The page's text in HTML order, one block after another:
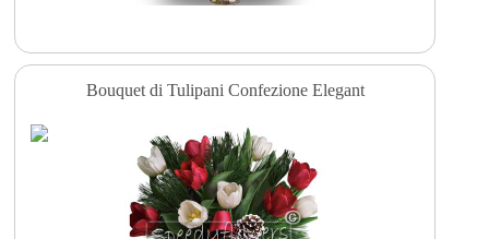
Bouquet di Tulipani Confezione Elegant